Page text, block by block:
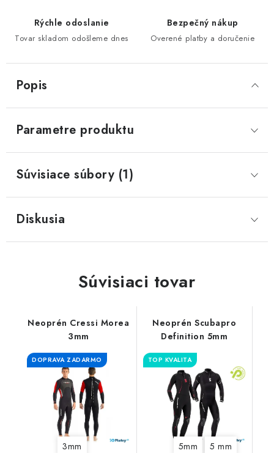
Rýchle odoslanie
Tovar skladom odošleme dnes
Bezpečný nákup
Overené platby a doručenie
Popis
Parametre produktu
Súvisiace súbory (1)
Diskusia
Súvisiaci tovar
Neoprén Cressi Morea
3mm
DOPRAVA ZADARMO
3mm
Neoprén Scubapro
Definition 5mm
TOP KVALITA
5mm 5 mm